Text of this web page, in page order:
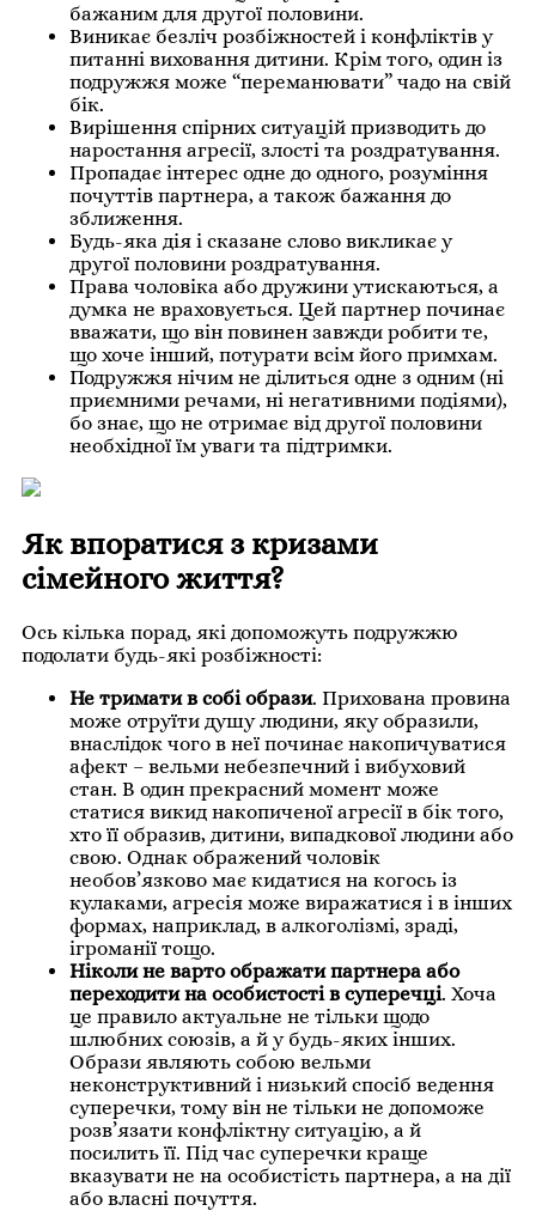
бажаним для другої половини.
Виникає безліч розбіжностей і конфліктів у
питанні виховання дитини. Крім того, один із
подружжя може “переманювати” чадо на свій
бік.
Вирішення спірних ситуацій призводить до
наростання агресії, злості та роздратування.
Пропадає інтерес одне до одного, розуміння
почуттів партнера, а також бажання до
зближення.
Будь-яка дія і сказане слово викликає у
другої половини роздратування.
Права чоловіка або дружини утискаються, а
думка не враховується. Цей партнер починає
вважати, що він повинен завжди робити те,
що хоче інший, потурати всім його примхам.
Подружжя нічим не ділиться одне з одним (ні
приємними речами, ні негативними подіями),
бо знає, що не отримає від другої половини
необхідної їм уваги та підтримки.
Як впоратися з кризами
сімейного життя?
Ось кілька порад, які допоможуть подружжю
подолати будь-які розбіжності:
Не тримати в собі образи. Прихована провина
може отруїти душу людини, яку образили,
внаслідок чого в неї починає накопичуватися
афект – вельми небезпечний і вибуховий
стан. В один прекрасний момент може
статися викид накопиченої агресії в бік того,
хто її образив, дитини, випадкової людини або
свою. Однак ображений чоловік
необов’язково має кидатися на когось із
кулаками, агресія може виражатися і в інших
формах, наприклад, в алкоголізмі, зраді,
ігроманії тощо.
Ніколи не варто ображати партнера або
переходити на особистості в суперечці. Хоча
це правило актуальне не тільки щодо
шлюбних союзів, а й у будь-яких інших.
Образи являють собою вельми
неконструктивний і низький спосіб ведення
суперечки, тому він не тільки не допоможе
розв’язати конфліктну ситуацію, а й
посилить її. Під час суперечки краще
вказувати не на особистість партнера, а на дії
або власні почуття.